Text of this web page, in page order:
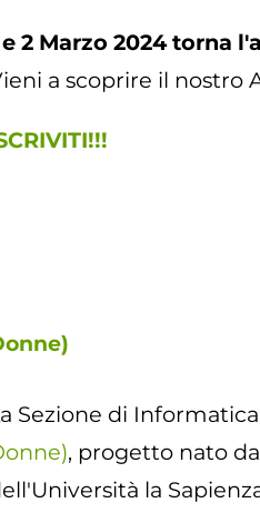
e 2 Marzo 2024 torna
a scoprire il nostro
Sezione di
, progetto nato
la